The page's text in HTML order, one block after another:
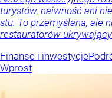
turystów, naiwność ani
stu. To przemyślana, ale
restauratorów
Finanse i inwestycje
Wprost